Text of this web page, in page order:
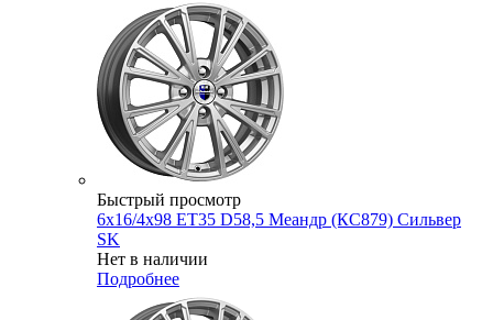
Быстрый просмотр
6x16/4x98 ET35 D58,5 Меандр (КС879) Сильвер
SK
Нет в наличии
Подробнее